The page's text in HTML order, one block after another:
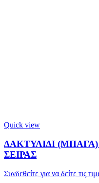
Quick view
ΔΑΚΤΥΛΙΔΙ
ΣΕΙΡΑΣ
Συνδεθείτε για να δείτε τις